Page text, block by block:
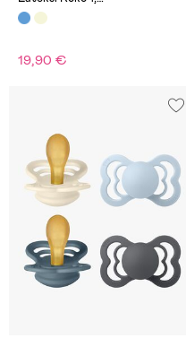
Petrol/Sage/Baby Blue/Iron
19,90 €